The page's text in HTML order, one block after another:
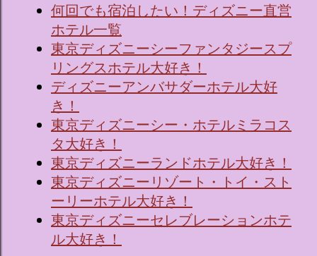
何回でも宿泊したい！ディズニー直営
ホテル一覧
東京ディズニーシーファンタジースプ
リングスホテル大好き！
ディズニーアンバサダーホテル大好
き！
東京ディズニーシー・ホテルミラコス
タ大好き！
東京ディズニーランドホテル大好き！
東京ディズニーリゾート・トイ・スト
ーリーホテル大好き！
東京ディズニーセレブレーションホテ
ル大好き！